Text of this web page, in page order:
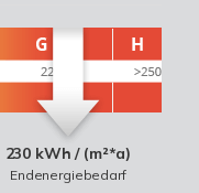
230 kWh / (m²*a)
Endenergiebedarf